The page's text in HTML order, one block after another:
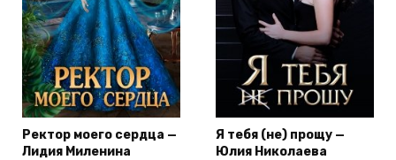
Ректор моего сердца —
Лидия Миленина
Я тебя (не) прощу —
Юлия Николаева